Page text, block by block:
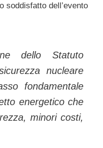
soddisfatto dell’evento
dello Statuto
nucleare
fondamentale
energetico che
minori costi,